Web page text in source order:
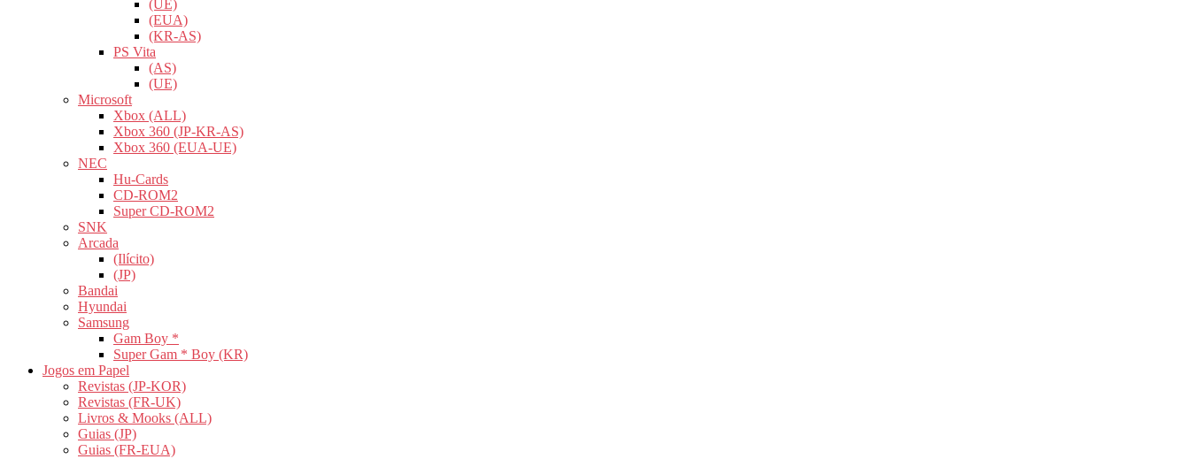
(UE)
(EUA)
(KR-AS)
PS Vita
(AS)
(UE)
Microsoft
Xbox (ALL)
Xbox 360 (JP-KR-AS)
Xbox 360 (EUA-UE)
NEC
Hu-Cards
CD-ROM2
Super CD-ROM2
SNK
Arcada
(Ilícito)
(JP)
Bandai
Hyundai
Samsung
Gam Boy *
Super Gam * Boy (KR)
Jogos em Papel
Revistas (JP-KOR)
Revistas (FR-UK)
Livros & Mooks (ALL)
Guias (JP)
Guias (FR-EUA)